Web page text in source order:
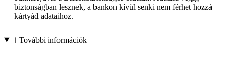
biztonságban lesznek, a bankon kívül senki nem férhet hozzá
kártyád adataihoz.
ℹ️ További információk